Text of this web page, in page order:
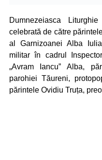
Dumnezeiasca
celebrată de către
al Garnizoanei Alba
militar în cadrul
„Avram Iancu” Alba,
parohiei Tăureni,
părintele Ovidiu Truța,